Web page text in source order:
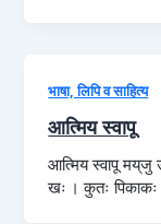
भाषा, लिपि व साहित्य
आत्मिय स्वापू
आत्मिय स्वापू मय्‌जु
खः । कुतः